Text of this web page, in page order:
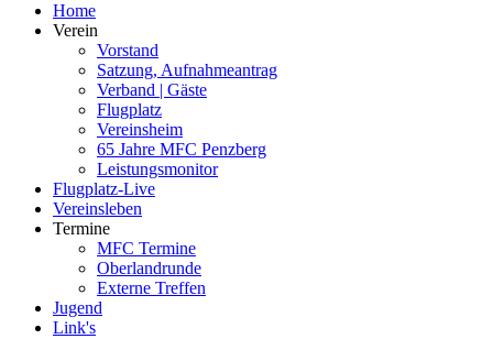
Home
Verein
Vorstand
Satzung, Aufnahmeantrag
Verband | Gäste
Flugplatz
Vereinsheim
65 Jahre MFC Penzberg
Leistungsmonitor
Flugplatz-Live
Vereinsleben
Termine
MFC Termine
Oberlandrunde
Externe Treffen
Jugend
Link's